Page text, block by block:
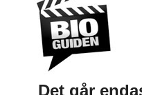
Det går